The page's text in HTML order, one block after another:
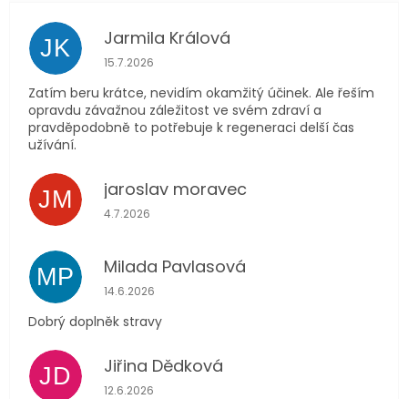
JK Jarmila Králová
Hodnocení obchodu je 5 z 5 hvězdiček.
15.7.2026
Zatím beru krátce, nevidím okamžitý účinek. Ale řeším
opravdu závažnou záležitost ve svém zdraví a
pravděpodobně to potřebuje k regeneraci delší čas
užívání.
JM jaroslav moravec
Hodnocení obchodu je 5 z 5 hvězdiček.
4.7.2026
MP Milada Pavlasová
Hodnocení obchodu je 5 z 5 hvězdiček.
14.6.2026
Dobrý doplněk stravy
JD Jiřina Dědková
Hodnocení obchodu je 4 z 5 hvězdiček.
12.6.2026